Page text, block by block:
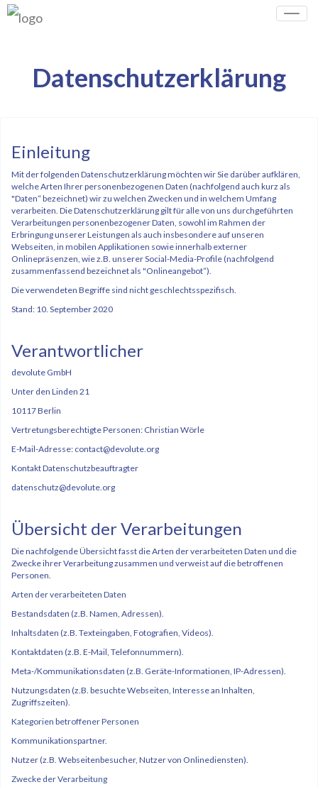
Toggle
Datenschutzerklärung
Einleitung
Mit der folgenden Datenschutzerklärung möchten wir Sie darüber aufklären,
welche Arten Ihrer personenbezogenen Daten (nachfolgend auch kurz als
"Daten“ bezeichnet) wir zu welchen Zwecken und in welchem Umfang
verarbeiten. Die Datenschutzerklärung gilt für alle von uns durchgeführten
Verarbeitungen personenbezogener Daten, sowohl im Rahmen der
Erbringung unserer Leistungen als auch insbesondere auf unseren
Webseiten, in mobilen Applikationen sowie innerhalb externer
Onlinepräsenzen, wie z.B. unserer Social-Media-Profile (nachfolgend
zusammenfassend bezeichnet als "Onlineangebot“).
Die verwendeten Begriffe sind nicht geschlechtsspezifisch.
Stand: 10. September 2020
Verantwortlicher
devolute GmbH
Unter den Linden 21
10117 Berlin
Vertretungsberechtigte Personen: Christian Wörle
E-Mail-Adresse: contact@devolute.org
Kontakt Datenschutzbeauftragter
datenschutz@devolute.org
Übersicht der Verarbeitungen
Die nachfolgende Übersicht fasst die Arten der verarbeiteten Daten und die
Zwecke ihrer Verarbeitung zusammen und verweist auf die betroffenen
Personen.
Arten der verarbeiteten Daten
Bestandsdaten (z.B. Namen, Adressen).
Inhaltsdaten (z.B. Texteingaben, Fotografien, Videos).
Kontaktdaten (z.B. E-Mail, Telefonnummern).
Meta-/Kommunikationsdaten (z.B. Geräte-Informationen, IP-Adressen).
Nutzungsdaten (z.B. besuchte Webseiten, Interesse an Inhalten,
Zugriffszeiten).
Kategorien betroffener Personen
Kommunikationspartner.
Nutzer (z.B. Webseitenbesucher, Nutzer von Onlinediensten).
Zwecke der Verarbeitung